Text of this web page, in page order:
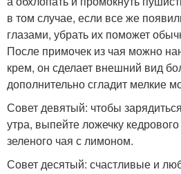
в том случае, если все же
глазами, убрать их поможет
После примочек из чая можно
крем, он сделает внешний вид
дополнительно сгладит мелкие
Совет девятый: чтобы
утра, выпейте ложечку
зеленого чая с лимоном.
Совет десятый: счастливые и